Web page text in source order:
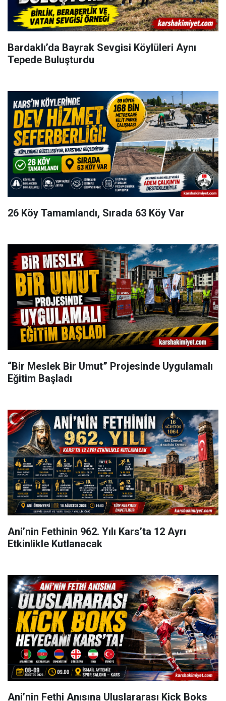
Bardaklı’da Bayrak Sevgisi Köylüleri Aynı
Tepede Buluşturdu
26 Köy Tamamlandı, Sırada 63 Köy Var
“Bir Meslek Bir Umut” Projesinde Uygulamalı
Eğitim Başladı
Ani’nin Fethinin 962. Yılı Kars’ta 12 Ayrı
Etkinlikle Kutlanacak
Ani’nin Fethi Anısına Uluslararası Kick Boks